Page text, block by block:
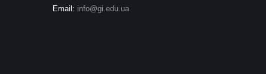
Email: info@gi.edu.ua